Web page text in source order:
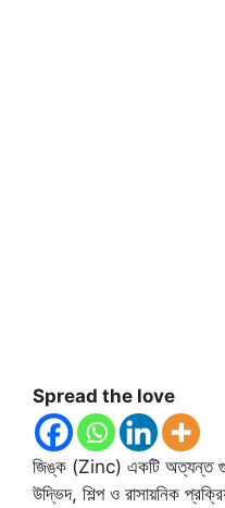
Spread the love
জিঙ্ক (Zinc) একটি অত্যন্ত
উদ্ভিদ, শিল্প ও রাসায়নিক